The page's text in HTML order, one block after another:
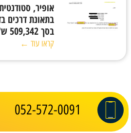
אופיר,
בתאונת דרכים
בסך 509,342 ש"ח
קראו עוד ←
052-572-0091